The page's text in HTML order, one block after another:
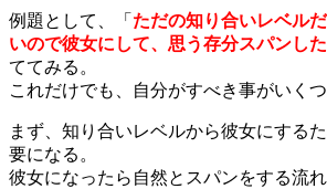
例題として、「 ただの知り合いレベル
いので彼女にして、思う存分スパンし
ててみる。
これだけでも、自分がすべき事がいく
まず、知り合いレベルから彼女にする
要になる。
彼女になったら自然とスパンをする流